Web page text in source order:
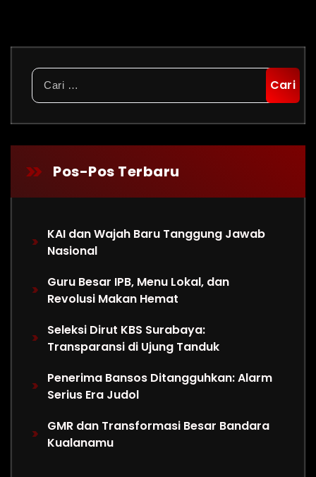
Cari
untuk:
Pos-Pos Terbaru
KAI dan Wajah Baru Tanggung Jawab
Nasional
Guru Besar IPB, Menu Lokal, dan
Revolusi Makan Hemat
Seleksi Dirut KBS Surabaya:
Transparansi di Ujung Tanduk
Penerima Bansos Ditangguhkan: Alarm
Serius Era Judol
GMR dan Transformasi Besar Bandara
Kualanamu